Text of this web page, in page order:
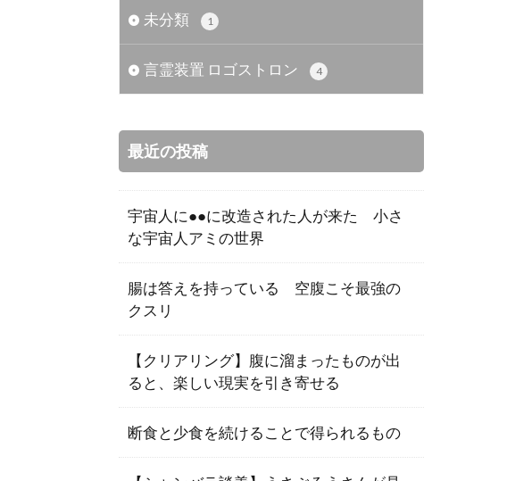
未分類 1
言霊装置 ロゴストロン 4
最近の投稿
宇宙人に●●に改造された人が来た 小さ
な宇宙人アミの世界
腸は答えを持っている 空腹こそ最強の
クスリ
【クリアリング】腹に溜まったものが出
ると、楽しい現実を引き寄せる
断食と少食を続けることで得られるもの